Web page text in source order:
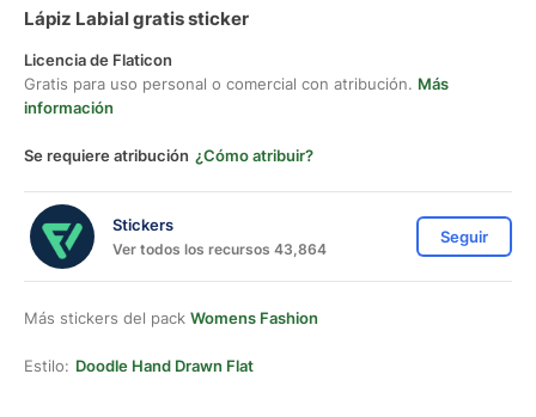
Lápiz Labial gratis sticker
Licencia de Flaticon
Gratis para uso personal o comercial con atribución. Más
información
Se requiere atribución ¿Cómo atribuir?
Stickers
Ver todos los recursos 43,864
Seguir
Más stickers del pack Womens Fashion
Estilo: Doodle Hand Drawn Flat